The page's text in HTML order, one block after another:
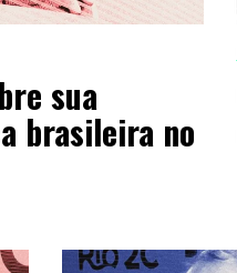
sua
brasileira no